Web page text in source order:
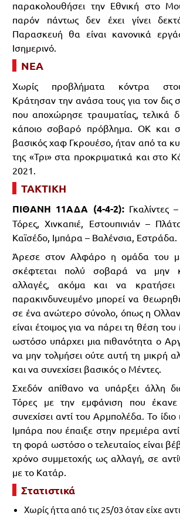
παρακολουθήσει την Εθνική στο
παρόν πάντως δεν έχει γίνει
Παρασκευή θα είναι κανονικά
Ισημερινό.
ΝΕΑ
Χωρίς προβλήματα κόντρα
Κράτησαν την ανάσα τους για τον δις
που αποχώρησε τραυματίας, τελικά
κάποιο σοβαρό πρόβλημα. ΟΚ και
βασικός χαφ Γκρουέσο, ήταν από τα
της «Τρι» στα προκριματικά και στο
2021.
ΤΑΚΤΙΚΗ
ΠΙΘΑΝΗ 11ΑΔΑ (4-4-2): Γκαλίντες
Τόρες, Χινκαπιέ, Εστουπινιάν –
Καϊσέδο, Ιμπάρα – Βαλένσια, Εστράδα.
Άρεσε στον Αλφάρο η ομάδα του
σκέφτεται πολύ σοβαρά να μην
αλλαγές, ακόμα και να
παρακινδυνευμένο μπορεί να
σε ένα ανώτερο σύνολο, όπως η
είναι έτοιμος για να πάρει τη θέση
ωστόσο υπάρχει μια πιθανότητα ο
να μην τολμήσει ούτε αυτή τη μικρή
και να συνεχίσει βασικός ο Μέντες.
Σχεδόν απίθανο να υπάρξει άλλη
Τόρες με την εμφάνιση που
συνεχίσει αντί του Αρμπολέδα. Το ίδιο
Ιμπάρα που έπαιξε στην πρεμιέρα
τη φορά ωστόσο ο τελευταίος είναι
χρόνο συμμετοχής ως αλλαγή, σε
με το Κατάρ.
Στατιστικά
Χωρίς ήττα από τις 25/03 όταν είχε